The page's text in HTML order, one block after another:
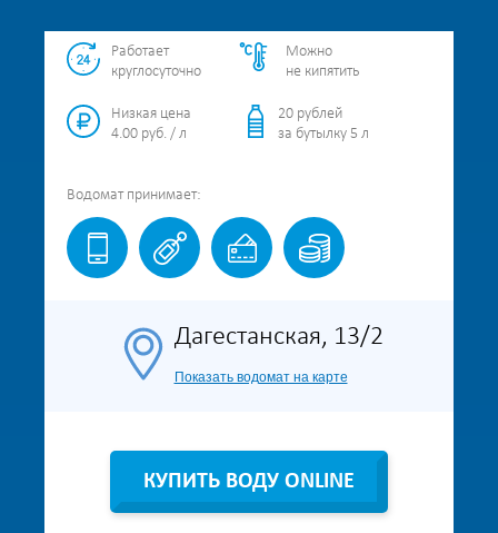
Работает
круглосуточно
Можно
не кипятить
Низкая цена
4.00 руб. / л
20 рублей
за бутылку 5 л
Водомат принимает:
Дагестанская, 13/2
Показать водомат на карте
КУПИТЬ ВОДУ ONLINE